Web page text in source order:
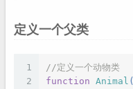
定义一个父类
1
2
//定义一个动物类
function Animal (